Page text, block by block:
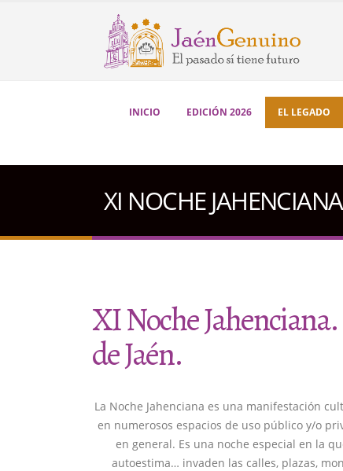
INICIO EDICIÓN 2026 EL LEGADO
XI NOCHE JAHENCIANA
XI Noche
de Jaén.
La Noche Jahenciana es una manifestación
en numerosos espacios de uso público y/o
en general. Es una noche especial en la
autoestima… invaden las calles, plazas,